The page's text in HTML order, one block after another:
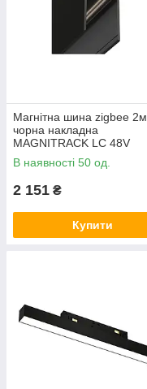
Магнітна шина zigbee 2м
чорна накладна
MAGNITRACK LC 48V
LTRzigbee-MT42
В наявності 50 од.
2 151 ₴
Купити